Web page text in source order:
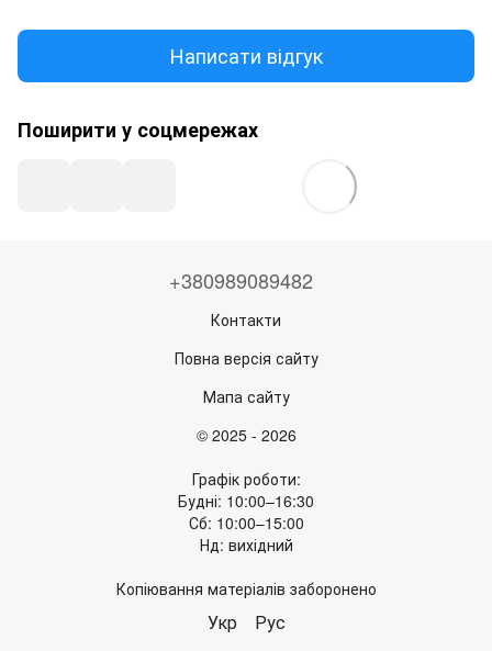
Написати відгук
Поширити у соцмережах
+380989089482
Контакти
Повна версія сайту
Мапа сайту
© 2025 - 2026
Графік роботи:
Будні: 10:00–16:30
Сб: 10:00–15:00
Нд: вихідний
Копіювання матеріалів заборонено
Укр Рус